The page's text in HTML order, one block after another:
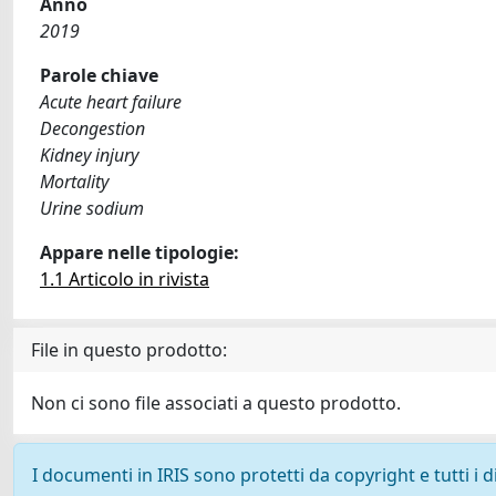
2019
Parole chiave
Acute heart failure
Decongestion
Kidney injury
Mortality
Urine sodium
Appare nelle tipologie:
1.1 Articolo in rivista
File in questo prodotto:
Non ci sono file associati a questo prodotto.
I documenti in IRIS sono protetti da copyright e tutti i